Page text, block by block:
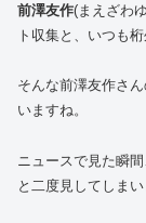
前澤友作(まえざわ
ト収集と、いつも
そんな前澤友作さん
いますね。
ニュースで見た瞬
と二度見してしまい